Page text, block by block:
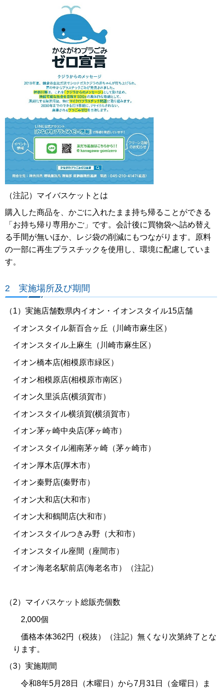
（注記）マイバスケットとは
購入した商品を、かごに入れたまま持ち帰ることができる
「お持ち帰り専用かご」です。会計後に買物袋へ詰め替え
る手間が無いほか、レジ袋の削減にもつながります。原料
の一部に再生プラスチックを使用し、環境に配慮していま
す。
2 実施場所及び期間
（1）実施店舗数県内イオン・イオンスタイル15店舗
イオンスタイル新百合ヶ丘（川崎市麻生区）
イオンスタイル上麻生（川崎市麻生区）
イオン橋本店(相模原市緑区）
イオン相模原店(相模原市南区）
イオン久里浜店(横須賀市）
イオンスタイル横須賀(横須賀市）
イオン茅ヶ崎中央店(茅ヶ崎市）
イオンスタイル湘南茅ヶ崎（茅ヶ崎市）
イオン厚木店(厚木市）
イオン秦野店(秦野市）
イオン大和店(大和市）
イオン大和鶴間店(大和市）
イオンスタイルつきみ野（大和市）
イオンスタイル座間（座間市）
イオン海老名駅前店(海老名市）（注記）
（2）マイバスケット総販売個数
2,000個
価格本体362円（税抜）（注記）無くなり次第終了とな
ります。
（3）実施期間
令和8年5月28日（木曜日）から7月31日（金曜日）ま